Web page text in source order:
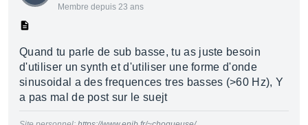
Membre depuis 23 ans
Quand tu parle de sub basse, tu as juste besoin
d'utiliser un synth et d'utiliser une forme d'onde
sinusoidal a des frequences tres basses (>60 Hz), Y
a pas mal de post sur le suejt